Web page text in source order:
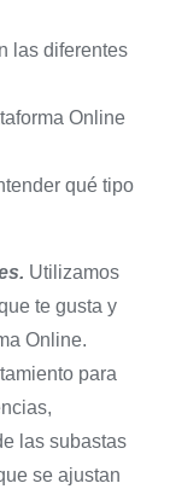
las diferentes
Online
qué tipo
Utilizamos
te gusta y
Online.
para
las subastas
se ajustan